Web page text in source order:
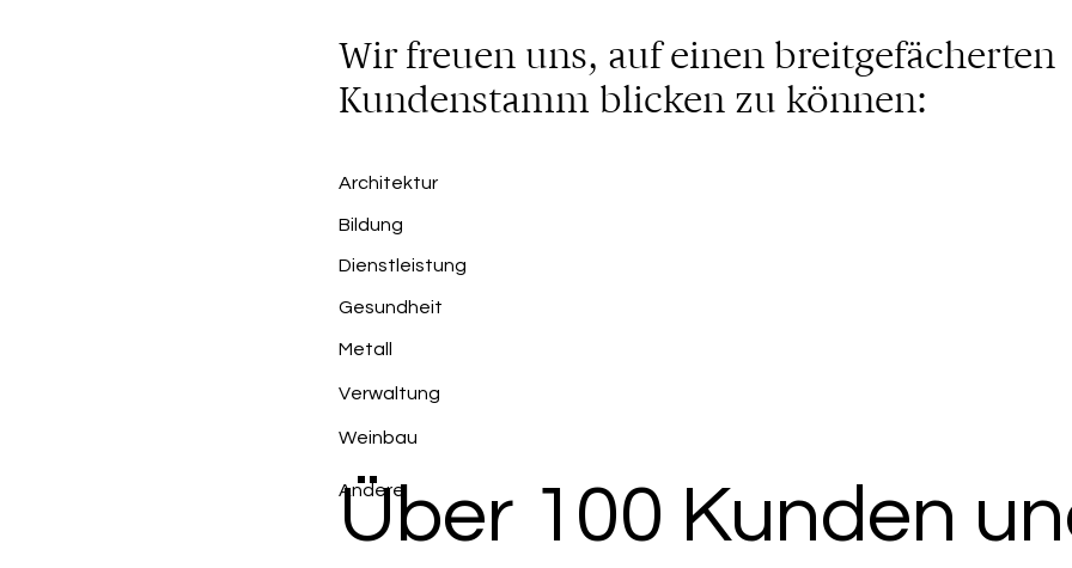
Wir freuen uns, auf einen breitgefächerten
Kundenstamm blicken zu können:
Architektur
Bildung
Dienstleistung
Gesundheit
Metall
Verwaltung
Weinbau
Andere
Über 100 Kunden